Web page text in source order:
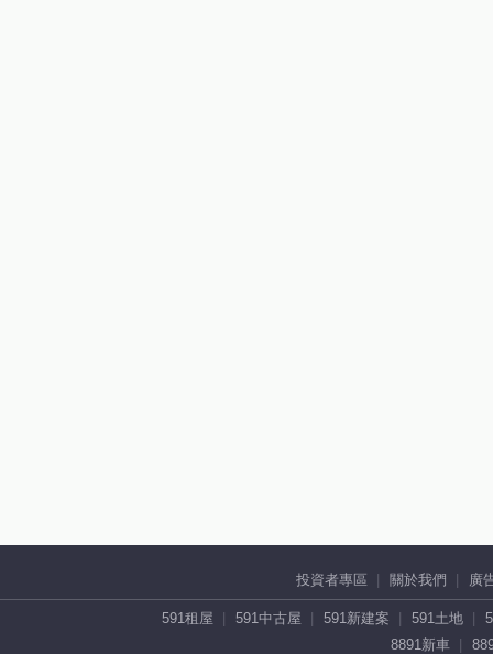
投資者專區 關於我們 廣
591租屋 591中古屋 591新建案 591土地
8891新車